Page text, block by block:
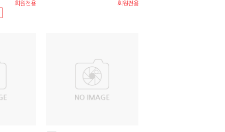
회원전용
회원전용